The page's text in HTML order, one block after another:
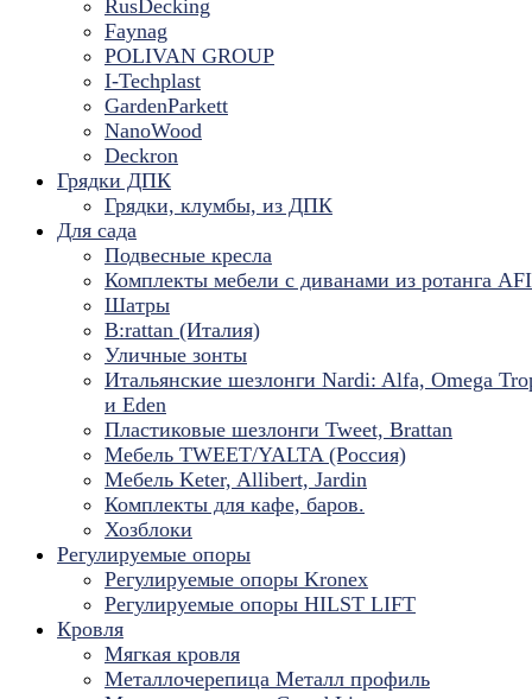
RusDecking
Faynag
POLIVAN GROUP
I-Techplast
GardenParkett
NanoWood
Deckron
Грядки ДПК
Грядки, клумбы, из ДПК
Для сада
Подвесные кресла
Комплекты мебели с диванами из ротанга
Шатры
B:rattan (Италия)
Уличные зонты
Итальянские шезлонги Nardi: Alfa, Omega
и Eden
Пластиковые шезлонги Tweet, Brattan
Мебель TWEET/YALTA (Россия)
Мебель Keter, Allibert, Jardin
Комплекты для кафе, баров.
Хозблоки
Регулируемые опоры
Регулируемые опоры Kronex
Регулируемые опоры HILST LIFT
Кровля
Мягкая кровля
Металлочерепица Металл профиль